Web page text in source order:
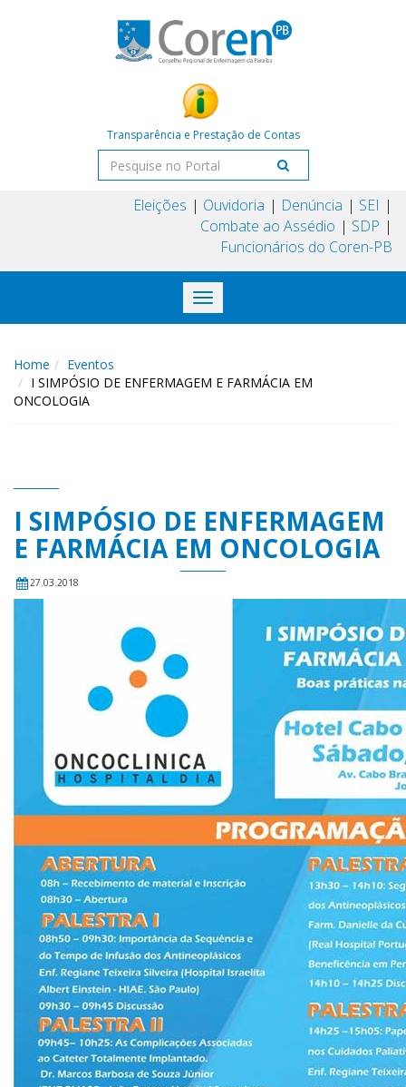
Transparência e Prestação de Contas
Eleições Ouvidoria Denúncia
SEI
Combate ao Assédio
SDP
Funcionários do Coren-PB
Toggle
navigation
Home
Eventos
I SIMPÓSIO DE ENFERMAGEM E FARMÁCIA EM
ONCOLOGIA
I SIMPÓSIO DE ENFERMAGEM
E FARMÁCIA EM ONCOLOGIA
27.03.2018